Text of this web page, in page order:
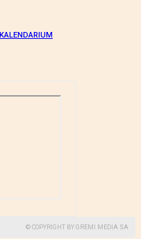
KALENDARIUM
© COPYRIGHT BY GREMI MEDIA SA